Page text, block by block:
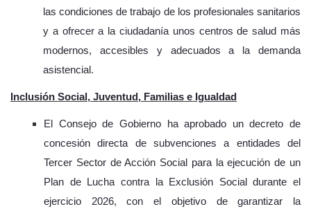
las condiciones de trabajo de los profesionales sanitarios
y a ofrecer a la ciudadanía unos centros de salud más
modernos, accesibles y adecuados a la demanda
asistencial.
Inclusión Social, Juventud, Familias e Igualdad
El Consejo de Gobierno ha aprobado un decreto de
concesión directa de subvenciones a entidades del
Tercer Sector de Acción Social para la ejecución de un
Plan de Lucha contra la Exclusión Social durante el
ejercicio 2026, con el objetivo de garantizar la